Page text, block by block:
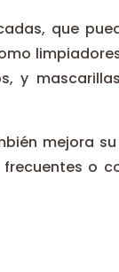
que
y
mejora
o